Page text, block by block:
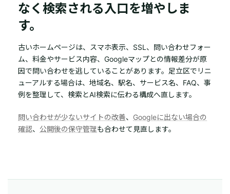
なく検索される入口を増やしま
す。
古いホームページは、スマホ表示、SSL、問い合わせフォー
ム、料金やサービス内容、Googleマップとの情報差分が原
因で問い合わせを逃していることがあります。足立区でリニ
ューアルする場合は、地域名、駅名、サービス名、FAQ、事
例を整理して、検索とAI検索に伝わる構成へ直します。
問い合わせが少ないサイトの改善、 Googleに出ない場合の
確認、 公開後の保守管理も合わせて見直します。